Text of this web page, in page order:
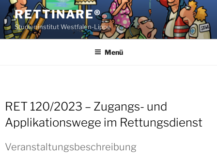
Zum
Inhalt
springen
RETTINARE®
Studieninstitut Westfalen-Lippe
Menü
RET 120/2023 – Zugangs- und
Applikationswege im Rettungsdienst
Veranstaltungsbeschreibung